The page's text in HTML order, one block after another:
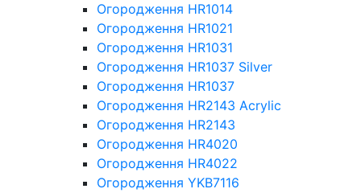
Огородження HR1014
Огородження HR1021
Огородження HR1031
Огородження HR1037 Silver
Огородження HR1037
Огородження HR2143 Acrylic
Огородження HR2143
Огородження HR4020
Огородження HR4022
Огородження YKB7116